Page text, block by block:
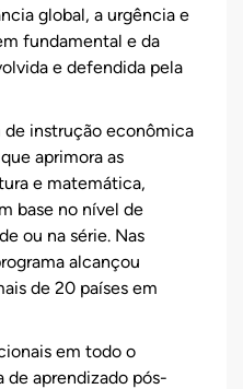
global, a urgência e
fundamental e da
e defendida pela
instrução econômica
aprimora as
e matemática,
base no nível de
ou na série. Nas
alcançou
de 20 países em
em todo o
de aprendizado pós-